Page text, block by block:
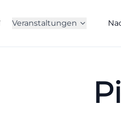
Veranstaltungen